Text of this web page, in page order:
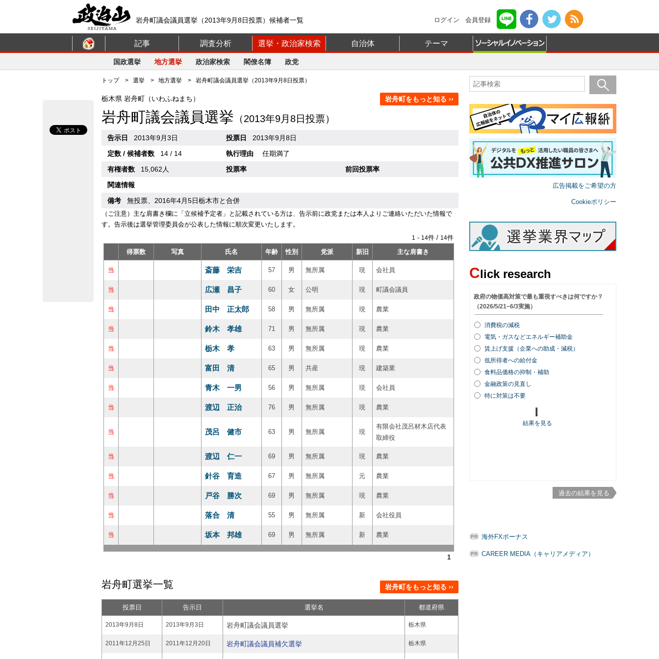
岩舟町議会議員選挙（2013年9月8日投票）候補者一覧 ログイン 会員登録
記事 調査分析 選挙・政治家検索 自治体 テーマ
国政選挙 地方選挙 政治家検索 閣僚名簿 政党
トップ> 選挙 > 地方選挙 > 岩舟町議会議員選挙（2013年9月8日投票）
岩舟町をもっと知る ››
栃木県 岩舟町（いわふねまち）
岩舟町議会議員選挙 （2013年9月8日投票）
告示日 2013年9月3日 投票日
2013年9月8日
定数 / 候補者数
14 / 14 執行理由
任期満了
有権者数
15,062人 投票率
前回投票率
関連情報
備考
無投票、2016年4月5日栃木市と合併
（ご注意）主な肩書き欄に「立候補予定者」と記載されている方は、告示前に政党または本人よりご連絡いただいた情報で
す。告示後は選挙管理委員会が公表した情報に順次変更いたします。
1 - 14件 / 14件
得票数
写真 氏名 年齢 性別 党派 新旧 主な肩書き
当 斎藤 栄吉 57 男 無所属 現 会社員
当 広瀬 昌子 60 女 公明 現 町議会議員
当 田中 正太郎 58 男 無所属 現 農業
当 鈴木 孝雄 71 男 無所属 現 農業
当 栃木 孝 63 男 無所属 現 農業
当 富田 清 65 男 共産 現 建築業
当 青木 一男 56 男 無所属 現 会社員
当 渡辺 正治 76 男 無所属 現 農業
当 茂呂 健市 63 男 無所属 現
有限会社茂呂材木店代表
取締役
当 渡辺 仁一 69 男 無所属 現 農業
当 針谷 育造 67 男 無所属 元 農業
当 戸谷 勝次 69 男 無所属 現 農業
当 落合 清 55 男 無所属 新 会社役員
当 坂本 邦雄 69 男 無所属 新 農業
1
岩舟町選挙一覧 岩舟町をもっと知る ››
投票日 告示日 選挙名 都道府県
2013年9月8日 2013年9月3日 岩舟町議会議員選挙 栃木県
2011年12月25日 2011年12月20日 岩舟町議会議員補欠選挙 栃木県
広告掲載をご希望の方
Cookieポリシー
Click research
過去の結果を見る
海外FXボーナス
CAREER MEDIA（キャリアメディア）